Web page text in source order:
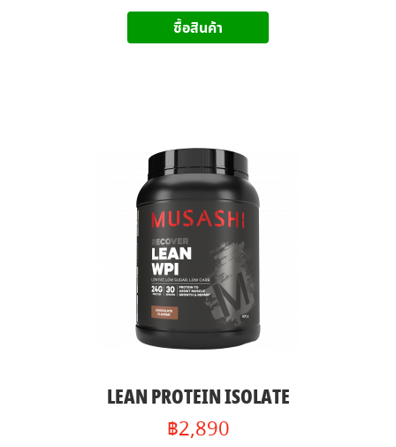
ซื้อสินค้า
LEAN PROTEIN ISOLATE
฿2,890